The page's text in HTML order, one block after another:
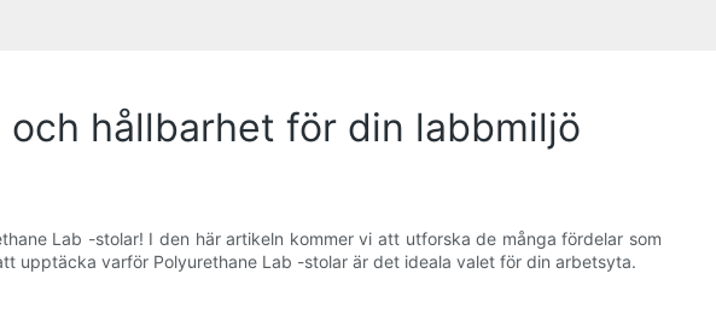
hållbarhet för din labbmiljö
Lab -stolar! I den här artikeln kommer vi att utforska de många fördelar som
upptäcka varför Polyurethane Lab -stolar är det ideala valet för din arbetsyta.